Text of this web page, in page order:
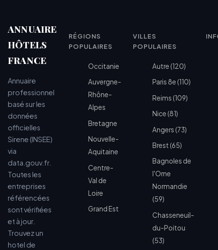
ANNUAIRE
HÔTELS
FRANCE
Annuaire
professionnel
basé sur les
données
officielles
Sirene (INSEE)
via
data.gouv.fr.
Toutes les
entreprises
référencées
sont vérifiées
et à jour.
Trouvez un
hotel de
RÉGIONS
POPULAIRES
Occitanie
Auvergne-
Rhône-
Alpes
Bretagne
Nouvelle-
Aquitaine
Centre-
Val de
Loire
Grand Est
VILLES
POPULAIRES
Autre (120)
Paris 8e (110)
Reims (109)
Nice (81)
Angers (73)
Brest (65)
Bagnoles de
l'Orne
Normandie
(59)
Chasseneuil-
du-Poitou
(53)